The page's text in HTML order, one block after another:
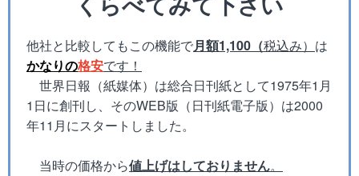
他社と比較してもこの機能で月額1,100（税込み） は
かなりの格安です！
世界日報（紙媒体）は総合日刊紙として1975年1月
1日に創刊し、そのWEB版（日刊紙電子版）は2000
年11月にスタートしました。
当時の価格から値上げはしておりません。